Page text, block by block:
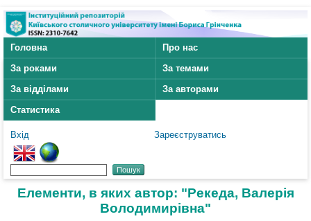
Головна
Про нас
За роками
За темами
За відділами
За авторами
Статистика
Вхід Зареєструватись
Елементи, в яких автор: "Рекеда, Валерія
Володимирівна"